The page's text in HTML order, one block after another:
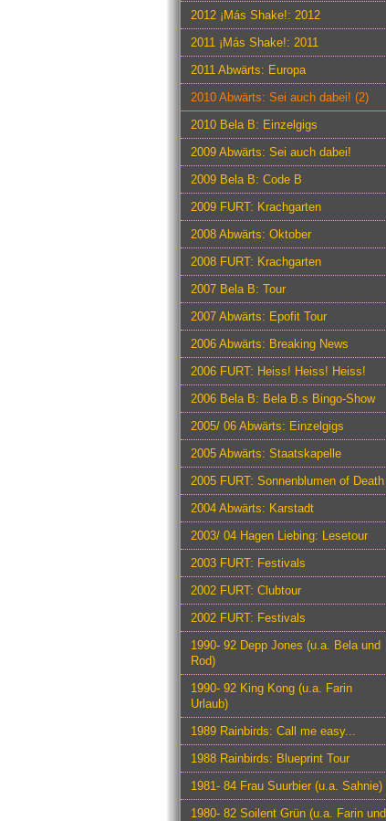
2012 ¡Más Shake!: 2012
2011 ¡Más Shake!: 2011
2011 Abwärts: Europa
2010 Abwärts: Sei auch dabei! (2)
2010 Bela B: Einzelgigs
2009 Abwärts: Sei auch dabei!
2009 Bela B: Code B
2009 FURT: Krachgarten
2008 Abwärts: Oktober
2008 FURT: Krachgarten
2007 Bela B: Tour
2007 Abwärts: Epofit Tour
2006 Abwärts: Breaking News
2006 FURT: Heiss! Heiss! Heiss!
2006 Bela B: Bela B.s Bingo-Show
2005/ 06 Abwärts: Einzelgigs
2005 Abwärts: Staatskapelle
2005 FURT: Sonnenblumen of Death
2004 Abwärts: Karstadt
2003/ 04 Hagen Liebing: Lesetour
2003 FURT: Festivals
2002 FURT: Clubtour
2002 FURT: Festivals
1990- 92 Depp Jones (u.a. Bela und
Rod)
1990- 92 King Kong (u.a. Farin
Urlaub)
1989 Rainbirds: Call me easy...
1988 Rainbirds: Blueprint Tour
1981- 84 Frau Suurbier (u.a. Sahnie)
1980- 82 Soilent Grün (u.a. Farin und